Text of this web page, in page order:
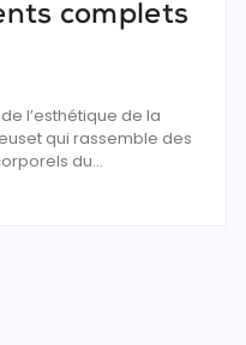
complets
l’esthétique de la
qui rassemble des
du...